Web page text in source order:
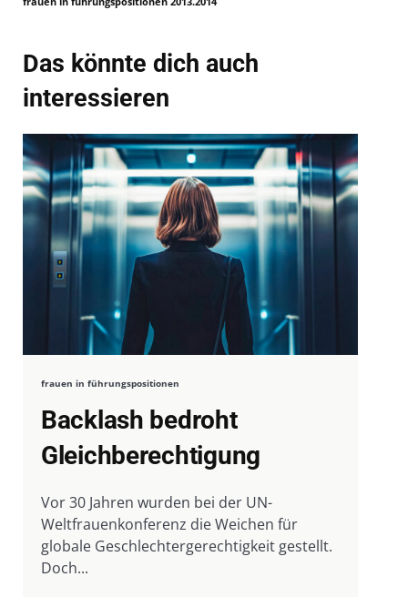
Das könnte dich auch
interessieren
frauen in führungspositionen
Backlash bedroht
Gleichberechtigung
Vor 30 Jahren wurden bei der UN-
Weltfrauenkonferenz die Weichen für
globale Geschlechtergerechtigkeit gestellt.
Doch...